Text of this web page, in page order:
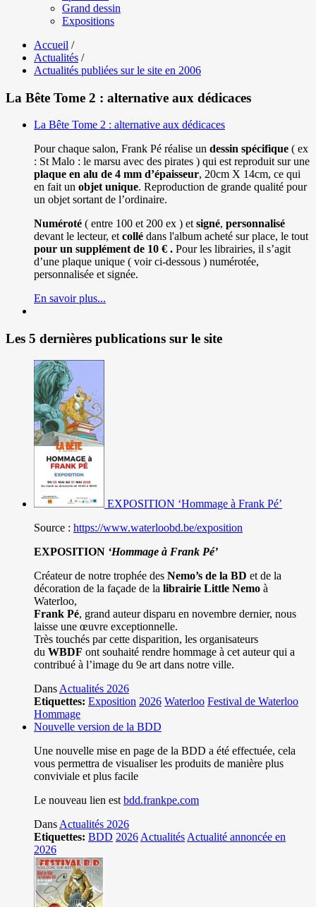
Grand dessin
Expositions
Accueil /
Actualités /
Actualités publiées sur le site en 2006
La Bête Tome 2 : alternative aux dédicaces
La Bête Tome 2 : alternative aux dédicaces
Pour chaque salon, Frank Pé réalise un dessin spécifique ( ex
: St Malo : le marsu avec des pirates ) qui est reproduit sur une
plaque en alu de 4 mm d’épaisseur, 20cm X 14cm, ce qui
en fait un objet unique. Reproduction de grande qualité pour
un objet sortant de l’ordinaire.
Numéroté ( entre 100 et 200 ex ) et signé, personnalisé
devant le lecteur, et collé dans l'album acheté sur place, le tout
pour un supplément de 10 € . Pour les librairies, il s’agit
d’une plaque unique ( voir ci-dessous ) numérotée,
personnalisée et signée.
En savoir plus...
Les 5 dernières publications sur le site
EXPOSITION ‘Hommage à Frank Pé’
Source : https://www.waterloobd.be/exposition
EXPOSITION ‘Hommage à Frank Pé’
Créateur de notre trophée des Nemo’s de la BD et de la
décoration de la façade de la librairie Little Nemo à
Waterloo,
Frank Pé, grand auteur disparu en novembre dernier, nous
laisse une œuvre exceptionnelle.
Très touchés par cette disparition, les organisateurs
du WBDF ont souhaité rendre hommage à cet auteur qui a
contribué à l’image du 9e art dans notre ville.
Dans Actualités 2026
Etiquettes: Exposition 2026 Waterloo Festival de Waterloo
Hommage
Nouvelle version de la BDD
Une nouvelle mise en page de la BDD a été effectuée, cela
vous permettra de visualiser les produits de manière plus
conviviale et plus facile
Le nouveau lien est bdd.frankpe.com
Dans Actualités 2026
Etiquettes: BDD 2026 Actualités Actualité annoncée en
2026